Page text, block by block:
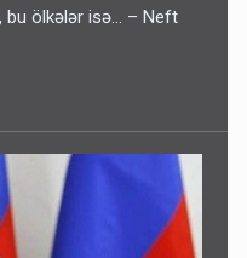
bu ölkələr isə... – Neft